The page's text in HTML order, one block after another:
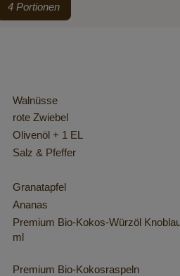
4 Portionen
Walnüsse
rote Zwiebel
Olivenöl + 1 EL
Salz & Pfeffer
Granatapfel
Ananas
Premium Bio-Kokos-Würzöl
ml
Premium Bio-Kokosraspeln